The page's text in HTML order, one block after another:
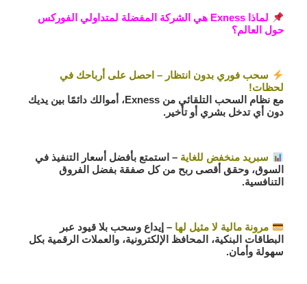
لماذا Exness هي الشركة المفضلة لمتداولي الفوركس
حول العالم؟
سحب فوري بدون انتظار – احصل على أرباحك في
لحظات!
مع نظام السحب التلقائي منExness، أموالك دائمًا بين يديك
دون أي تدخل بشري أو تأخير.
سبريد منخفض للغاية – استمتع بأفضل أسعار التنفيذ في
السوق، وحقق أقصى ربح من كل صفقة بفضل الفروق
التنافسية.
مرونة مالية لا مثيل لها – إيداع وسحب بلا قيود عبر
البطاقات البنكية، المحافظ الإلكترونية، والعملات الرقمية بكل
سهولة وأمان.